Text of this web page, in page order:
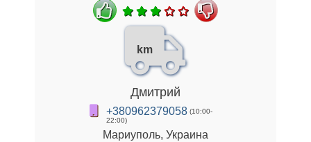
km
Дмитрий
+380962379058 (10:00-
22:00)
Мариуполь, Украина